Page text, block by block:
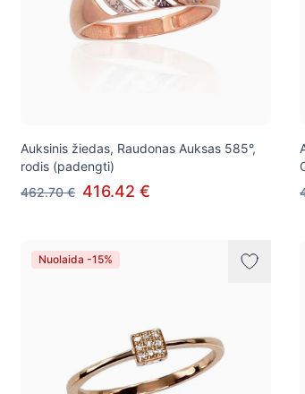
Auksinis žiedas, Raudonas Auksas 585°,
rodis (padengti)
462.70 € 416.42 €
Nuolaida -15%